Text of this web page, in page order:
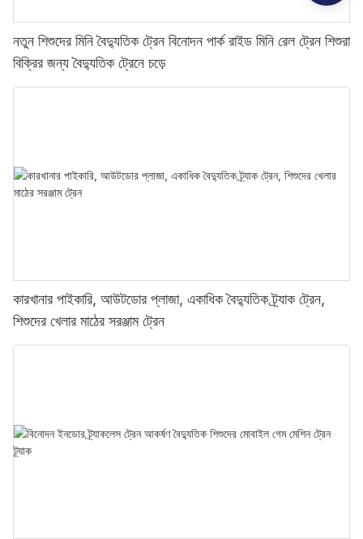
নতুন শিশুদের মিনি বৈদ্যুতিক ট্রেন বিনোদন পার্ক রাইড মিনি রেল ট্রেন শিশুরা
বিক্রির জন্য বৈদ্যুতিক ট্রেনে চড়ে
কারখানার পাইকারি, আউটডোর প্লাজা, একাধিক বৈদ্যুতিক ট্র্যাক ট্রেন,
শিশুদের খেলার মাঠের সরঞ্জাম ট্রেন